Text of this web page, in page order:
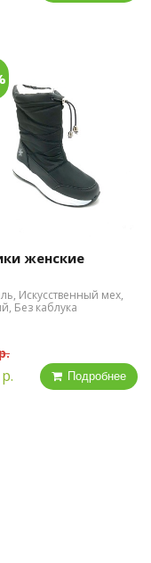
женские
Искусственный мех,
Без каблука
Подробнее